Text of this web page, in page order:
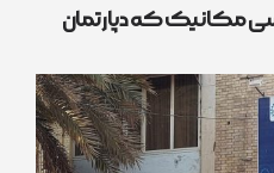
مکانیک که دپارتمان